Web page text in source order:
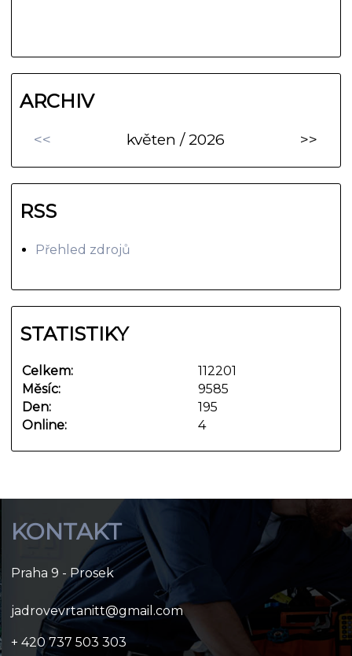
ARCHIV
<< květen / 2026 >>
RSS
Přehled zdrojů
STATISTIKY
Online: 4
Celkem:
112201
Měsíc:
9585
Den:
195
KONTAKT
Praha 9 - Prosek
jadrovevrtanitt@gmail.com
+ 420 737 503 303